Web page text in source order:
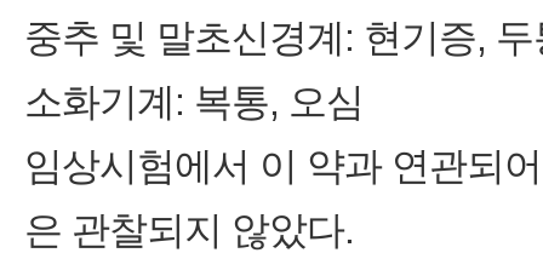
중추 및 말초신경계: 현기증,
소화기계: 복통, 오심
임상시험에서 이 약과 연관되
은 관찰되지 않았다.